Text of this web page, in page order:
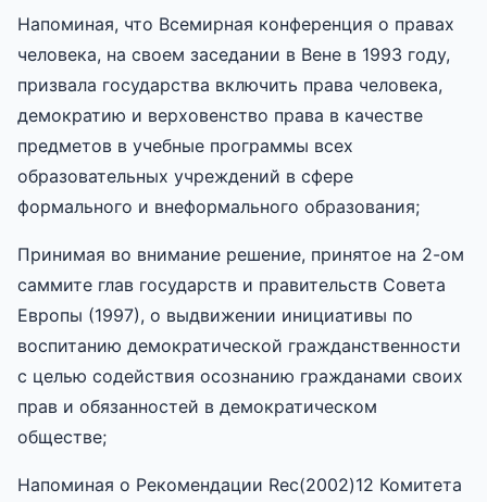
Напоминая, что Всемирная конференция о правах
человека, на своем заседании в Вене в 1993 году,
призвала государства включить права человека,
демократию и верховенство права в качестве
предметов в учебные программы всех
образовательных учреждений в сфере
формального и внеформального образования;
Принимая во внимание решение, принятое на 2-ом
саммите глав государств и правительств Совета
Европы (1997), о выдвижении инициативы по
воспитанию демократической гражданственности
с целью содействия осознанию гражданами своих
прав и обязанностей в демократическом
обществе;
Напоминая о Рекомендации Rec(2002)12 Комитета